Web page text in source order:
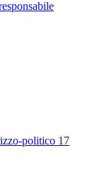
politico 17